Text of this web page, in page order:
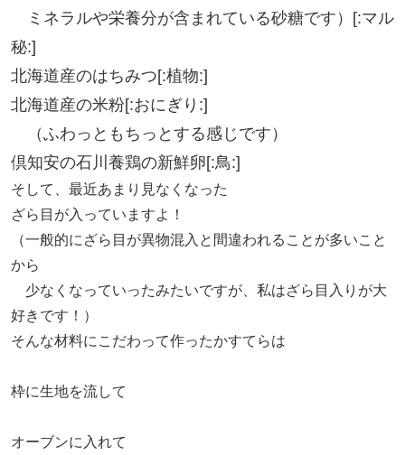
ミネラルや栄養分が含まれている砂糖です）[:マル
秘:]
北海道産のはちみつ[:植物:]
北海道産の米粉[:おにぎり:]
（ふわっともちっとする感じです）
倶知安の石川養鶏の新鮮卵[:鳥:]
そして、最近あまり見なくなった
ざら目が入っていますよ！
（一般的にざら目が異物混入と間違われることが多いこと
から
少なくなっていったみたいですが、私はざら目入りが大
好きです！）
そんな材料にこだわって作ったかすてらは
枠に生地を流して
オーブンに入れて